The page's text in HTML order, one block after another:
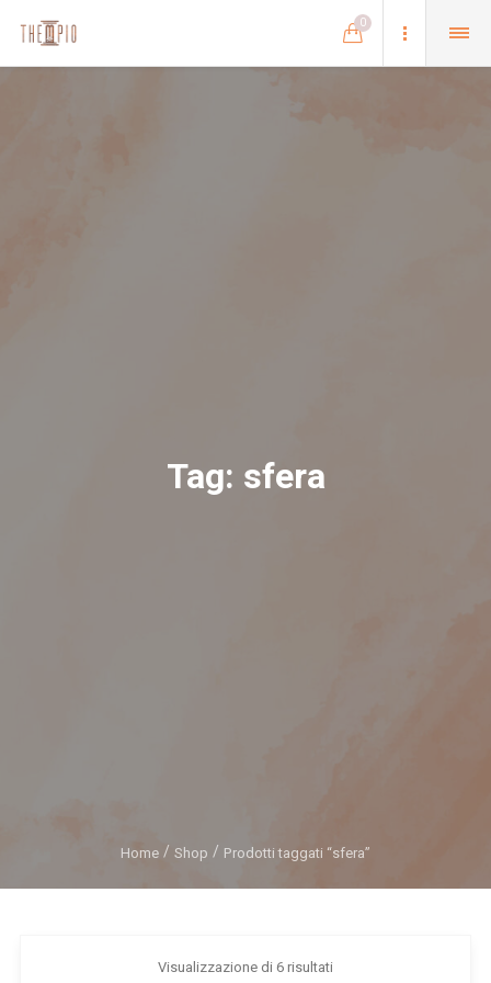
0
Tag: sfera
Home Shop Prodotti taggati “sfera”
Visualizzazione di 6 risultati